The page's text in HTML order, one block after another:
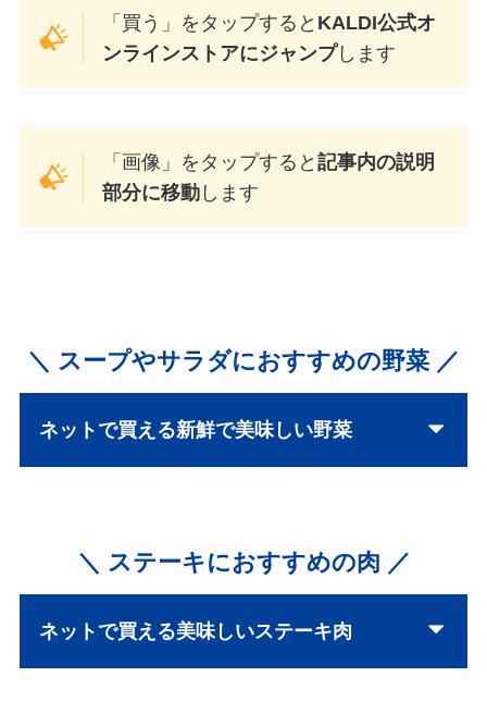
「買う」をタップすると KALDI公式オ
ンラインストアにジャンプします
「画像」をタップすると記事内の説明
部分に移動 します
＼ スープやサラダにおすすめの野菜 ／
ネットで買える新鮮で美味しい野菜
＼ ステーキにおすすめの肉 ／
ネットで買える美味しいステーキ肉